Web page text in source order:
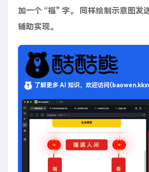
加一个 “福” 字。 同样绘制示意图发
辅助实现。
了解更多 AI 知识，欢迎访问